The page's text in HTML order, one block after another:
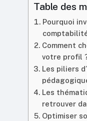
Table des
Pourquoi
Comment
votre profil
Les piliers
Les
retrouver
Optimiser